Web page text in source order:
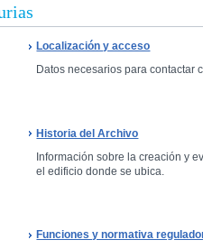
Localización y acceso
Datos necesarios para contactar
Historia del Archivo
Información sobre la creación y
el edificio donde se ubica.
Funciones y normativa